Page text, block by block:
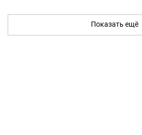
Показать ещё